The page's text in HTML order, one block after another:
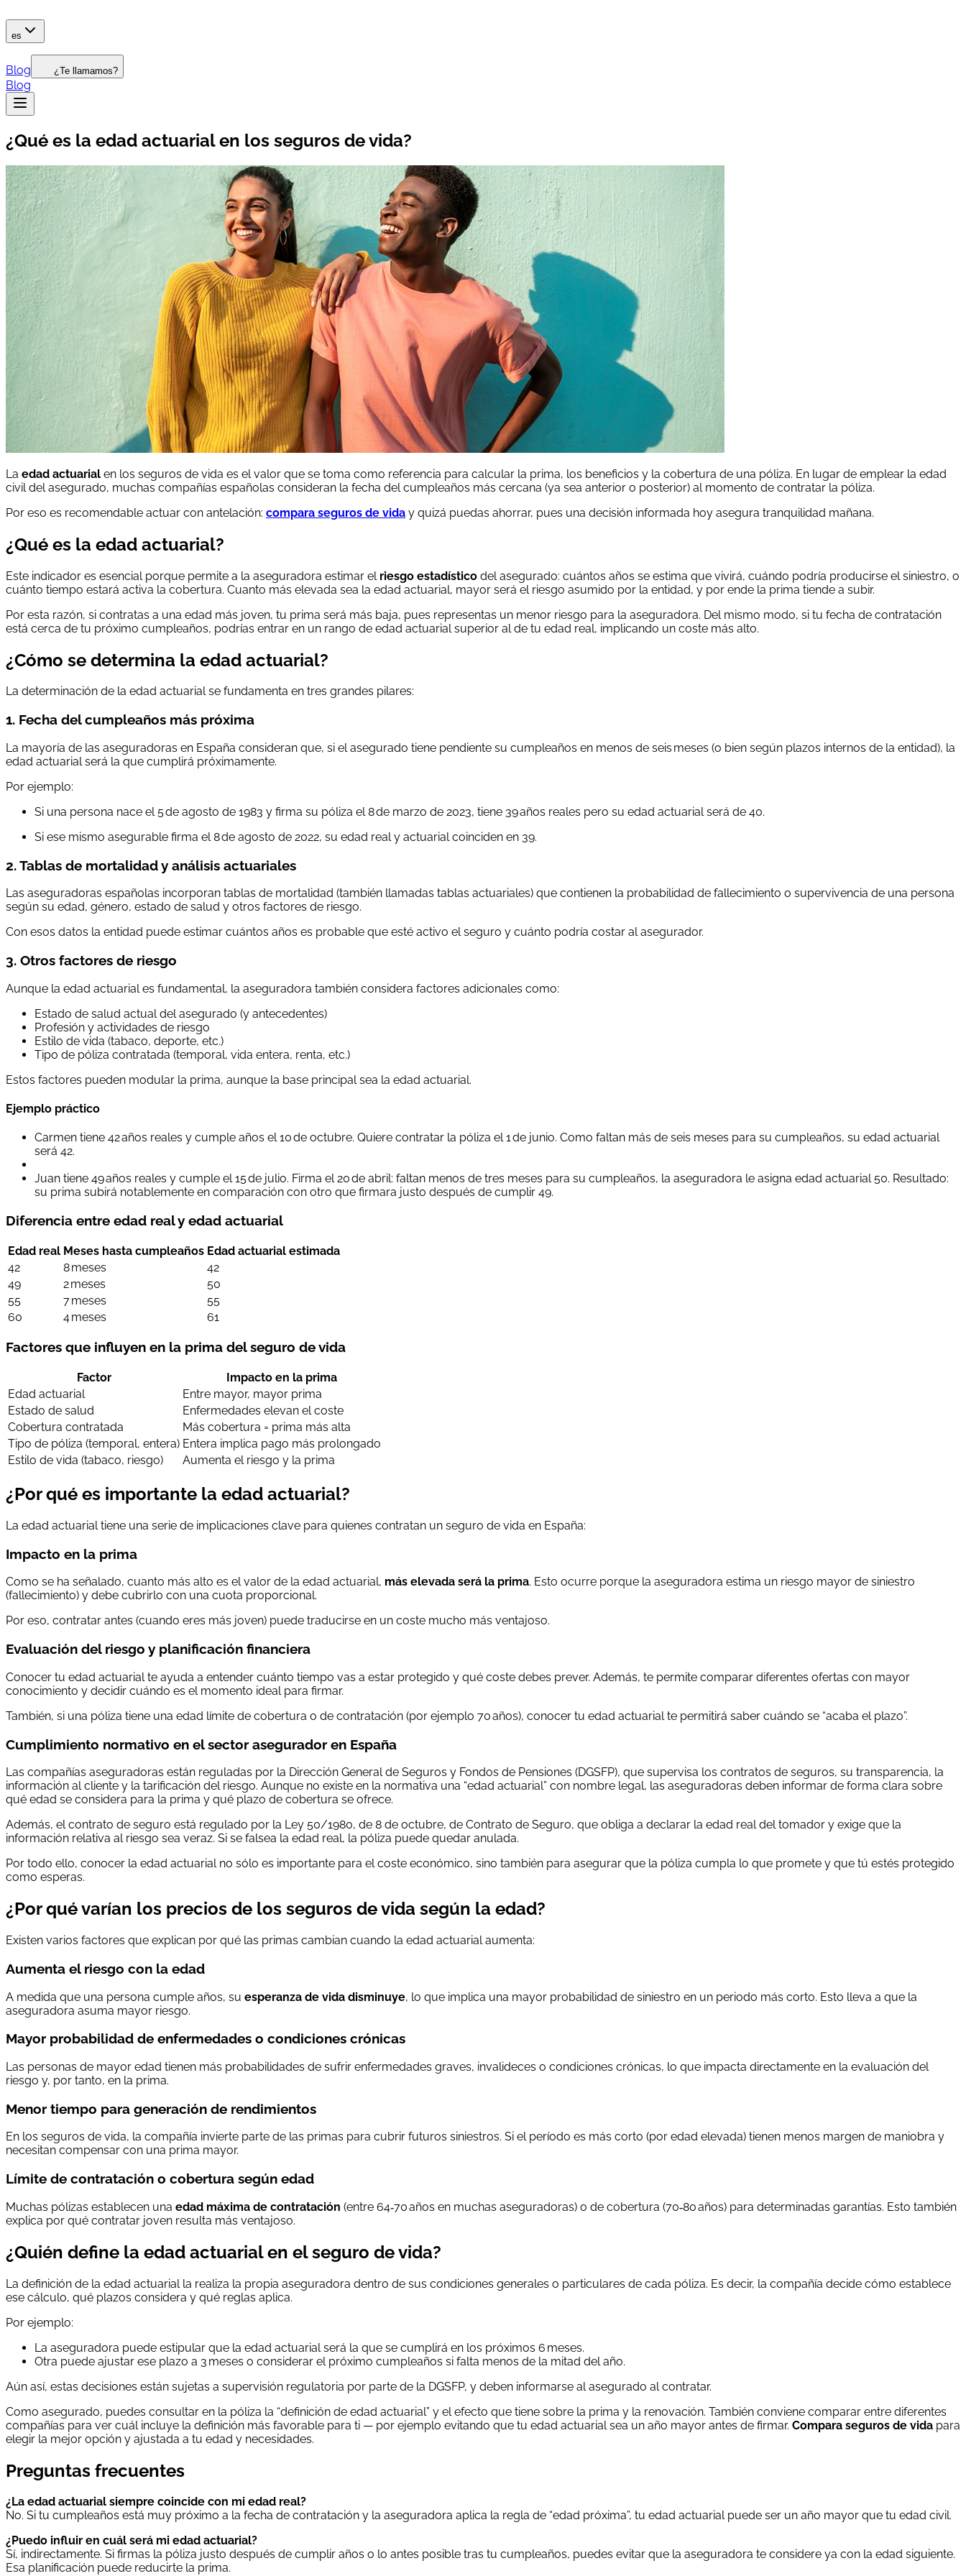
es
Blog ¿Te llamamos?
Blog
¿Qué es la edad actuarial en los seguros de vida?
La edad actuarial en los seguros de vida es el valor que se toma como referencia para calcular la prima, los beneficios y la cobertura de una póliza. En lugar de emplear la edad
civil del asegurado, muchas compañías españolas consideran la fecha del cumpleaños más cercana (ya sea anterior o posterior) al momento de contratar la póliza.
Por eso es recomendable actuar con antelación: compara seguros de vida y quizá puedas ahorrar, pues una decisión informada hoy asegura tranquilidad mañana.
¿Qué es la edad actuarial?
Este indicador es esencial porque permite a la aseguradora estimar el riesgo estadístico del asegurado: cuántos años se estima que vivirá, cuándo podría producirse el siniestro, o
cuánto tiempo estará activa la cobertura. Cuanto más elevada sea la edad actuarial, mayor será el riesgo asumido por la entidad, y por ende la prima tiende a subir.
Por esta razón, si contratas a una edad más joven, tu prima será más baja, pues representas un menor riesgo para la aseguradora. Del mismo modo, si tu fecha de contratación
está cerca de tu próximo cumpleaños, podrías entrar en un rango de edad actuarial superior al de tu edad real, implicando un coste más alto.
¿Cómo se determina la edad actuarial?
La determinación de la edad actuarial se fundamenta en tres grandes pilares:
1. Fecha del cumpleaños más próxima
La mayoría de las aseguradoras en España consideran que, si el asegurado tiene pendiente su cumpleaños en menos de seis meses (o bien según plazos internos de la entidad), la
edad actuarial será la que cumplirá próximamente.
Por ejemplo:
Si una persona nace el 5 de agosto de 1983 y firma su póliza el 8 de marzo de 2023, tiene 39 años reales pero su edad actuarial será de 40.
Si ese mismo asegurable firma el 8 de agosto de 2022, su edad real y actuarial coinciden en 39.
2. Tablas de mortalidad y análisis actuariales
Las aseguradoras españolas incorporan tablas de mortalidad (también llamadas tablas actuariales) que contienen la probabilidad de fallecimiento o supervivencia de una persona
según su edad, género, estado de salud y otros factores de riesgo.
Con esos datos la entidad puede estimar cuántos años es probable que esté activo el seguro y cuánto podría costar al asegurador.
3. Otros factores de riesgo
Aunque la edad actuarial es fundamental, la aseguradora también considera factores adicionales como:
Estado de salud actual del asegurado (y antecedentes)
Profesión y actividades de riesgo
Estilo de vida (tabaco, deporte, etc.)
Tipo de póliza contratada (temporal, vida entera, renta, etc.)
Estos factores pueden modular la prima, aunque la base principal sea la edad actuarial.
Ejemplo práctico
Carmen tiene 42 años reales y cumple años el 10 de octubre. Quiere contratar la póliza el 1 de junio. Como faltan más de seis meses para su cumpleaños, su edad actuarial
será 42.
Juan tiene 49 años reales y cumple el 15 de julio. Firma el 20 de abril: faltan menos de tres meses para su cumpleaños, la aseguradora le asigna edad actuarial 50. Resultado:
su prima subirá notablemente en comparación con otro que firmara justo después de cumplir 49.
Diferencia entre edad real y edad actuarial
Edad real Meses hasta cumpleaños Edad actuarial estimada
42
8 meses
42
49
2 meses
50
55
7 meses
55
60
4 meses 61
Factores que influyen en la prima del seguro de vida
Factor
Impacto en la prima
Edad actuarial
Entre mayor, mayor prima
Estado de salud
Enfermedades elevan el coste
Cobertura contratada
Más cobertura = prima más alta
Tipo de póliza (temporal, entera) Entera implica pago más prolongado
Estilo de vida (tabaco, riesgo)
Aumenta el riesgo y la prima
¿Por qué es importante la edad actuarial?
La edad actuarial tiene una serie de implicaciones clave para quienes contratan un seguro de vida en España:
Impacto en la prima
Como se ha señalado, cuanto más alto es el valor de la edad actuarial, más elevada será la prima. Esto ocurre porque la aseguradora estima un riesgo mayor de siniestro
(fallecimiento) y debe cubrirlo con una cuota proporcional.
Por eso, contratar antes (cuando eres más joven) puede traducirse en un coste mucho más ventajoso.
Evaluación del riesgo y planificación financiera
Conocer tu edad actuarial te ayuda a entender cuánto tiempo vas a estar protegido y qué coste debes prever. Además, te permite comparar diferentes ofertas con mayor
conocimiento y decidir cuándo es el momento ideal para firmar.
También, si una póliza tiene una edad límite de cobertura o de contratación (por ejemplo 70 años), conocer tu edad actuarial te permitirá saber cuándo se “acaba el plazo”.
Cumplimiento normativo en el sector asegurador en España
Las compañías aseguradoras están reguladas por la Dirección General de Seguros y Fondos de Pensiones (DGSFP), que supervisa los contratos de seguros, su transparencia, la
información al cliente y la tarificación del riesgo. Aunque no existe en la normativa una “edad actuarial” con nombre legal, las aseguradoras deben informar de forma clara sobre
qué edad se considera para la prima y qué plazo de cobertura se ofrece.
Además, el contrato de seguro está regulado por la Ley 50/1980, de 8 de octubre, de Contrato de Seguro, que obliga a declarar la edad real del tomador y exige que la
información relativa al riesgo sea veraz. Si se falsea la edad real, la póliza puede quedar anulada.
Por todo ello, conocer la edad actuarial no sólo es importante para el coste económico, sino también para asegurar que la póliza cumpla lo que promete y que tú estés protegido
como esperas.
¿Por qué varían los precios de los seguros de vida según la edad?
Existen varios factores que explican por qué las primas cambian cuando la edad actuarial aumenta:
Aumenta el riesgo con la edad
A medida que una persona cumple años, su esperanza de vida disminuye, lo que implica una mayor probabilidad de siniestro en un periodo más corto. Esto lleva a que la
aseguradora asuma mayor riesgo.
Mayor probabilidad de enfermedades o condiciones crónicas
Las personas de mayor edad tienen más probabilidades de sufrir enfermedades graves, invalideces o condiciones crónicas, lo que impacta directamente en la evaluación del
riesgo y, por tanto, en la prima.
Menor tiempo para generación de rendimientos
En los seguros de vida, la compañía invierte parte de las primas para cubrir futuros siniestros. Si el período es más corto (por edad elevada) tienen menos margen de maniobra y
necesitan compensar con una prima mayor.
Límite de contratación o cobertura según edad
Muchas pólizas establecen una edad máxima de contratación (entre 64‑70 años en muchas aseguradoras) o de cobertura (70‑80 años) para determinadas garantías. Esto también
explica por qué contratar joven resulta más ventajoso.
¿Quién define la edad actuarial en el seguro de vida?
La definición de la edad actuarial la realiza la propia aseguradora dentro de sus condiciones generales o particulares de cada póliza. Es decir, la compañía decide cómo establece
ese cálculo, qué plazos considera y qué reglas aplica.
Por ejemplo:
La aseguradora puede estipular que la edad actuarial será la que se cumplirá en los próximos 6 meses.
Otra puede ajustar ese plazo a 3 meses o considerar el próximo cumpleaños si falta menos de la mitad del año.
Aún así, estas decisiones están sujetas a supervisión regulatoria por parte de la DGSFP, y deben informarse al asegurado al contratar.
Como asegurado, puedes consultar en la póliza la “definición de edad actuarial” y el efecto que tiene sobre la prima y la renovación. También conviene comparar entre diferentes
compañías para ver cuál incluye la definición más favorable para ti — por ejemplo evitando que tu edad actuarial sea un año mayor antes de firmar. Compara seguros de vida para
elegir la mejor opción y ajustada a tu edad y necesidades.
Preguntas frecuentes
¿La edad actuarial siempre coincide con mi edad real?
No. Si tu cumpleaños está muy próximo a la fecha de contratación y la aseguradora aplica la regla de “edad próxima”, tu edad actuarial puede ser un año mayor que tu edad civil.
¿Puedo influir en cuál será mi edad actuarial?
Sí, indirectamente. Si firmas la póliza justo después de cumplir años o lo antes posible tras tu cumpleaños, puedes evitar que la aseguradora te considere ya con la edad siguiente.
Esa planificación puede reducirte la prima.